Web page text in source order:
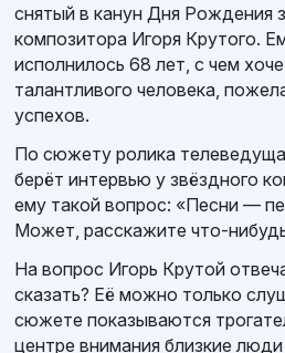
снятый в канун Дня Рождения
композитора Игоря Крутого.
исполнилось 68 лет, с чем
талантливого человека,
успехов.
По сюжету ролика
берёт интервью у звёздного
ему такой вопрос: «Песни —
Может, расскажите что-
На вопрос Игорь Крутой
сказать? Её можно только
сюжете показываются
центре внимания близкие